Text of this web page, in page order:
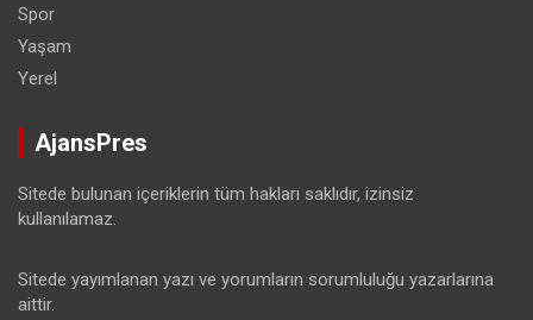
Spor
Yaşam
Yerel
AjansPres
Sitede bulunan içeriklerin tüm hakları saklıdır, izinsiz
kullanılamaz.
Sitede yayımlanan yazı ve yorumların sorumluluğu yazarlarına
aittir.